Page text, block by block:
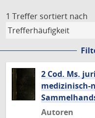
1 Treffer sortiert nach
2 Cod. Ms.
Autoren